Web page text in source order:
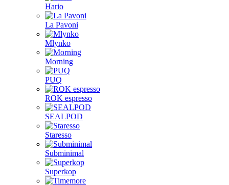
Hario
La Pavoni
Mlynko
Morning
PUQ
ROK espresso
SEALPOD
Staresso
Subminimal
Superkop